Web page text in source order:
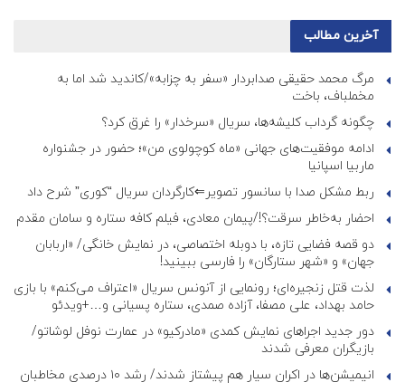
آخرین مطالب
مرگ محمد حقیقی صدابردار «سفر به چزابه»/کاندید شد اما به
مخملباف، باخت
چگونه گرداب کلیشه‌ها، سریال «سرخدار» را غرق کرد؟
ادامه موفقیت‌های جهانی «ماه کوچولوی من»؛ حضور در جشنواره
ماربیا اسپانیا
ربط مشکل صدا با سانسور تصویر⇐کارگردان سریال “کوری” شرح داد
احضار به‌خاطر سرقت؟!/پیمان معادی، فیلم کافه ستاره و سامان مقدم
دو قصه فضایی تازه، با دوبله اختصاصی، در نمایش خانگی/ «اربابان
جهان» و «شهر ستارگان» را فارسی ببینید!
لذت قتل زنجیره‌ای؛ رونمایی از آنونس سریال «اعتراف می‌کنم» با بازی
حامد بهداد، علی مصفا، آزاده صمدی، ستاره پسیانی و…+ویدئو
دور جدید اجراهای نمایش کمدی «مادرکیو» در عمارت نوفل لوشاتو/
بازیگران معرفی شدند
انیمیشن‌ها در اکران سیار هم پیشتاز شدند/ رشد ۱۰ درصدی مخاطبان